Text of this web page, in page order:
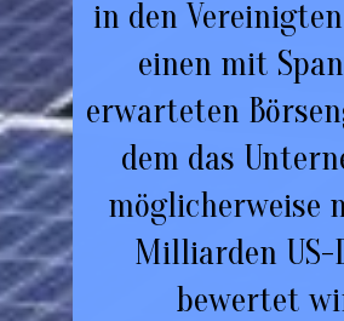
in den
einen mit
erwarteten
dem das
möglicherweise
Milliarden US-
bewertet